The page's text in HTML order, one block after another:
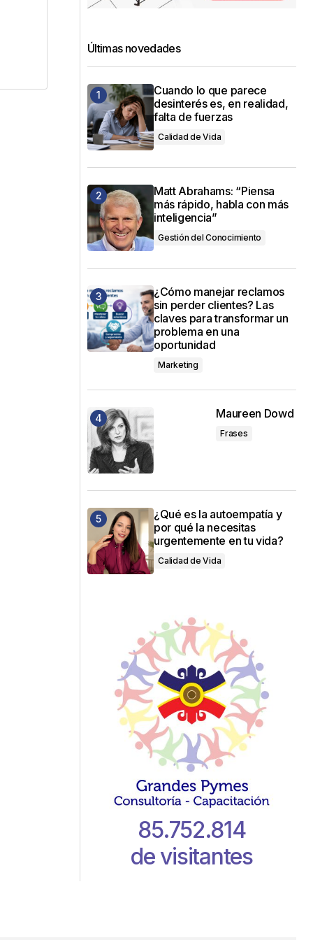
Últimas novedades
Cuando lo que parece
desinterés es, en realidad,
falta de fuerzas
Calidad de Vida
Matt Abrahams: “Piensa
más rápido, habla con más
inteligencia”
Gestión del Conocimiento
¿Cómo manejar reclamos
sin perder clientes? Las
claves para transformar un
problema en una
oportunidad
Marketing
Maureen Dowd
Frases
¿Qué es la autoempatía y
por qué la necesitas
urgentemente en tu vida?
Calidad de Vida
85.752.814
de visitantes